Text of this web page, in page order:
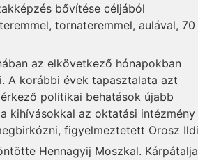
bővítése céljából
tornateremmel, aulával, 70
az elkövetkező hónapokban
A korábbi évek tapasztalata azt
politikai behatások újabb
kihívásokkal az oktatási intézmény
figyelmeztetett Orosz
Hennagyij Moszkal. Kárpátalja